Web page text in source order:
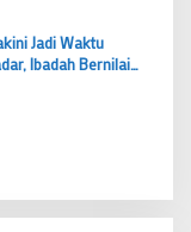
Jadi Waktu
Ibadah Bernilai